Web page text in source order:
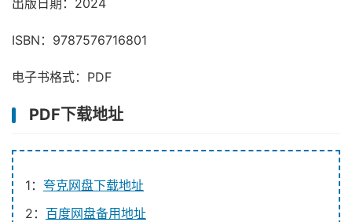
出版日期：2024
ISBN：9787576716801
电子书格式：PDF
PDF下载地址
1： 夸克网盘下载地址
2： 百度网盘备用地址